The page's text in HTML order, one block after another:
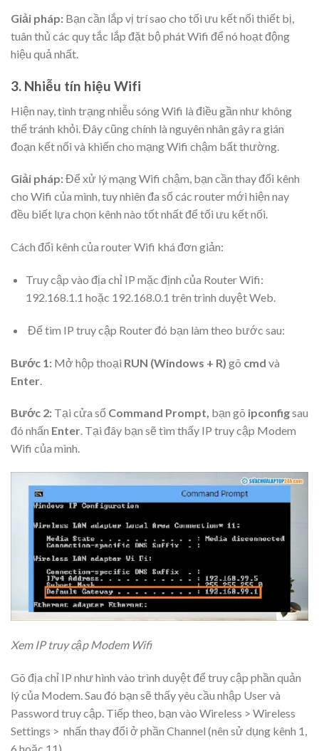
Giải pháp: Bạn cần lắp vị trí sao cho tối ưu kết nối thiết bị,
tuân thủ các quy tắc lắp đặt bộ phát Wifi để nó hoạt động
hiệu quả nhất.
3. Nhiễu tín hiệu Wifi
Hiện nay, tình trạng nhiễu sóng Wifi là điều gần như không
thể tránh khỏi. Đây cũng chính là nguyên nhân gây ra gián
đoạn kết nối và khiến cho mạng Wifi chậm bất thường.
Giải pháp:Để xử lý mạng Wifi chậm, bạn cần thay đổi kênh
cho Wifi của mình, tuy nhiên đa số các router mới hiện nay
đều biết lựa chọn kênh nào tốt nhất để tối ưu kết nối.
Cách đổi kênh của router Wifi khá đơn giản:
Truy cập vào địa chỉ IP mặc định của Router Wifi:
192.168.1.1 hoặc 192.168.0.1 trên trình duyệt Web.
Để tìm IP truy cập Router đó bạn làm theo bước sau:
Bước 1: Mở hộp thoại RUN (Windows + R) gõ cmd và
Enter
Bước 2: Tại cửa sổ Command Prompt, bạn gõ ipconfigsau
đó nhấn Enter. Tại đây bạn sẽ tìm thấy IP truy cập Modem
Wifi của mình.
Xem IP truy cập Modem Wifi
Gõ địa chỉ IP như hình vào trình duyệt để truy cập phần quản
lý của Modem. Sau đó bạn sẽ thấy yêu cầu nhập User và
Password truy cập. Tiếp theo, bạn vào Wireless > Wireless
Settings > nhấn thay đổi ở phần Channel (nên sử dụng kênh 1,